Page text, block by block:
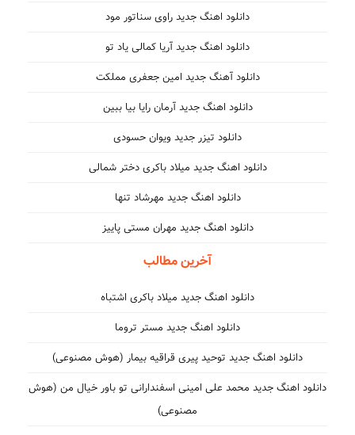
دانلود اهنگ جدید راوی سناتور مود
دانلود اهنگ جدید آریا کمالی یاد تو
دانلود آهنگ جدید امین جعفری مملکت
دانلود اهنگ جدید آرمان رایا بیا ببین
دانلود تیزر جدید ویوان حسودی
دانلود اهنگ جدید میلاد باکری دختر شمالی
دانلود اهنگ جدید مهرشاد تنها
دانلود اهنگ جدید مهران مستی پاییز
آخرین مطالب
دانلود اهنگ جدید میلاد باکری اشتباه
دانلود اهنگ جدید مستر تروما
دانلود اهنگ جدید توحید پیری قراقیه بیمار (هوش مصنوعی)
دانلود اهنگ جدید محمد علی امینی اسفندارانی تو باور خیال من (هوش
مصنوعی)